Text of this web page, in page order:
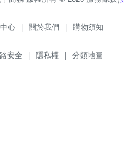
心 | 關於我們 | 購物須知
安全 | 隱私權 | 分類地圖